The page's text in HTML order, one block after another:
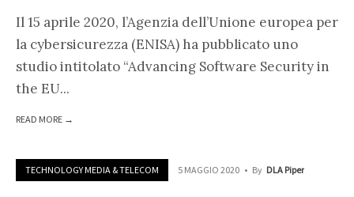
Il 15 aprile 2020, l’Agenzia dell’Unione europea per
la cybersicurezza (ENISA) ha pubblicato uno
studio intitolato “Advancing Software Security in
the EU...
READ MORE →
TECHNOLOGY MEDIA & TELECOM 5 MAGGIO 2020 • By DLA Piper